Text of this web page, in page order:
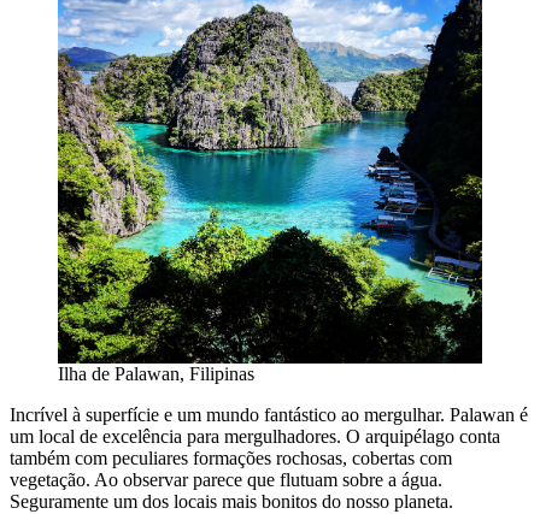
Ilha de Palawan, Filipinas
Incrível à superfície e um mundo fantástico ao mergulhar. Palawan é
um local de excelência para mergulhadores. O arquipélago conta
também com peculiares formações rochosas, cobertas com
vegetação. Ao observar parece que flutuam sobre a água.
Seguramente um dos locais mais bonitos do nosso planeta.